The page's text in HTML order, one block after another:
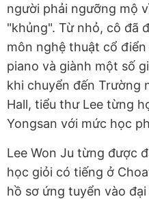
người phải ngưỡng mộ
"khủng". Từ nhỏ, cô đã
môn nghệ thuật cổ
piano và giành một số
khi chuyển đến Trường
Hall, tiểu thư Lee từng
Yongsan với mức học
Lee Won Ju từng được
học giỏi có tiếng ở
hồ sơ ứng tuyển vào